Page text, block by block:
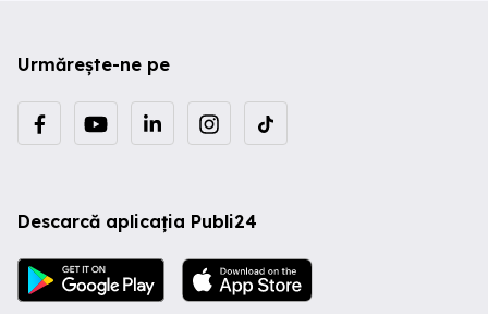
Urmărește-ne pe
Descarcă aplicația Publi24